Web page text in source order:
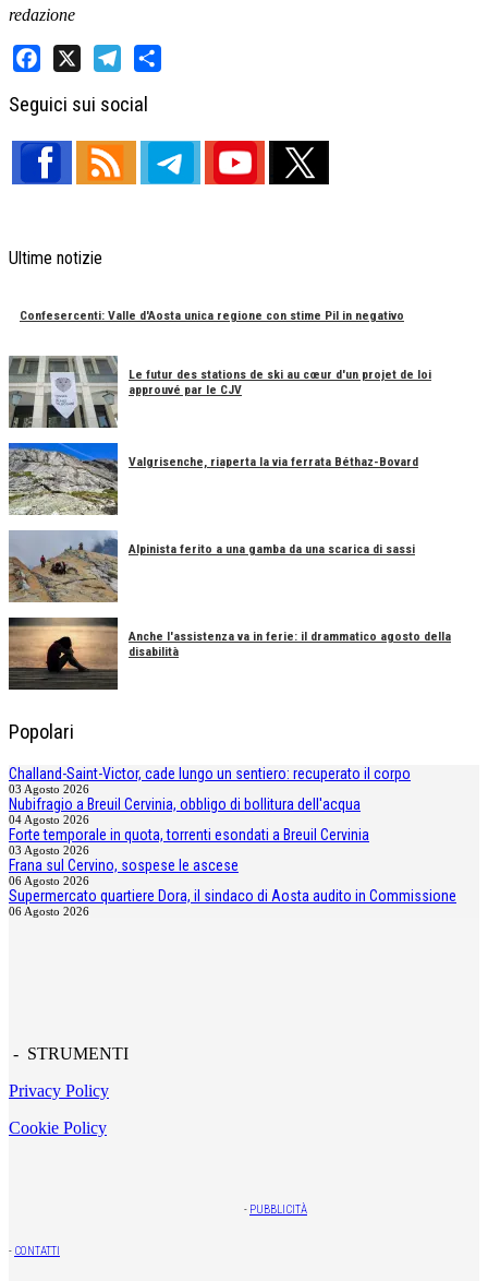
redazione
Seguici sui social
Ultime notizie
Confesercenti: Valle d'Aosta unica regione con stime Pil in negativo
Le futur des stations de ski au cœur d'un projet de loi
approuvé par le CJV
Valgrisenche, riaperta la via ferrata Béthaz-Bovard
Alpinista ferito a una gamba da una scarica di sassi
Anche l'assistenza va in ferie: il drammatico agosto della
disabilità
Popolari
Challand-Saint-Victor, cade lungo un sentiero: recuperato il corpo
03 Agosto 2026
Nubifragio a Breuil Cervinia, obbligo di bollitura dell'acqua
04 Agosto 2026
Forte temporale in quota, torrenti esondati a Breuil Cervinia
03 Agosto 2026
Frana sul Cervino, sospese le ascese
06 Agosto 2026
Supermercato quartiere Dora, il sindaco di Aosta audito in Commissione
06 Agosto 2026
- STRUMENTI
Privacy Policy
Cookie Policy
- PUBBLICITÀ
- CONTATTI